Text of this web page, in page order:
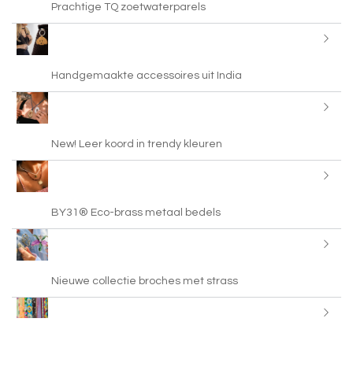
Prachtige TQ zoetwaterparels
Handgemaakte accessoires uit India
New! Leer koord in trendy kleuren
BY31® Eco-brass metaal bedels
Nieuwe collectie broches met strass